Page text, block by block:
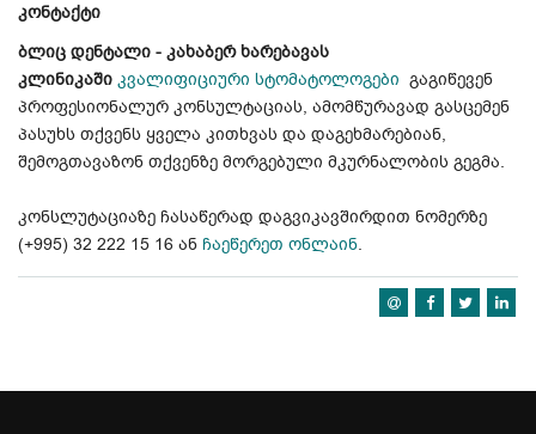
კონტაქტი
ბლიც დენტალი - კახაბერ ხარებავას
კლინიკაში კვალიფიციური სტომატოლოგები გაგიწევენ
პროფესიონალურ კონსულტაციას, ამომწურავად გასცემენ
პასუხს თქვენს ყველა კითხვას და დაგეხმარებიან,
შემოგთავაზონ თქვენზე მორგებული მკურნალობის გეგმა.
კონსლუტაციაზე ჩასაწერად დაგვიკავშირდით ნომერზე
(+995) 32 222 15 16 ან ჩაეწერეთ ონლაინ.